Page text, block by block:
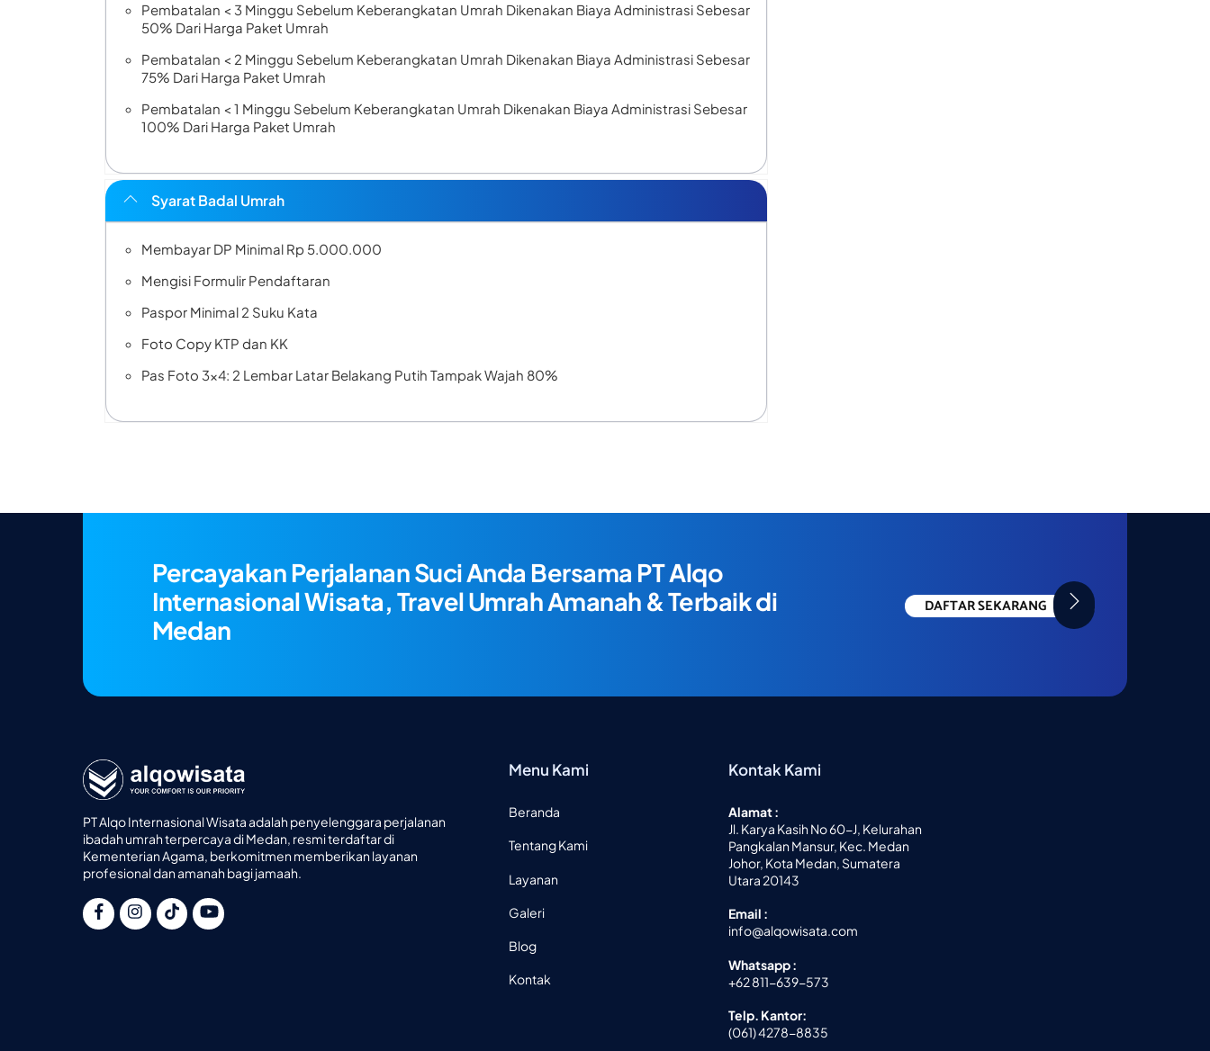
Pembatalan < 3 Minggu Sebelum Keberangkatan Umrah Dikenakan Biaya Administrasi Sebesar
50% Dari Harga Paket Umrah
Pembatalan < 2 Minggu Sebelum Keberangkatan Umrah Dikenakan Biaya Administrasi Sebesar
75% Dari Harga Paket Umrah
Pembatalan < 1 Minggu Sebelum Keberangkatan Umrah Dikenakan Biaya Administrasi Sebesar
100% Dari Harga Paket Umrah
Syarat Badal Umrah
Membayar DP Minimal Rp 5.000.000
Mengisi Formulir Pendaftaran
Paspor Minimal 2 Suku Kata
Foto Copy KTP dan KK
Pas Foto 3×4: 2 Lembar Latar Belakang Putih Tampak Wajah 80%
Percayakan Perjalanan Suci Anda Bersama PT Alqo
Internasional Wisata, Travel Umrah Amanah & Terbaik di
Medan
DAFTAR SEKARANG
PT Alqo Internasional Wisata adalah penyelenggara perjalanan
ibadah umrah terpercaya di Medan, resmi terdaftar di
Kementerian Agama, berkomitmen memberikan layanan
profesional dan amanah bagi jamaah.
Menu Kami
Beranda
Tentang Kami
Layanan
Galeri
Blog
Kontak
Kontak Kami
Alamat :
Jl. Karya Kasih No 60-J, Kelurahan
Pangkalan Mansur, Kec. Medan
Johor, Kota Medan, Sumatera
Utara 20143
Email :
info@alqowisata.com
Whatsapp :
+62 811-639-573
Telp. Kantor:
(061) 4278-8835